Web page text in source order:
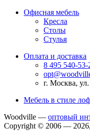
Офисная мебель
Кресла
Столы
Стулья
Оплата и доставка
8 495 540-53-
г. Москва,
Мебель в стиле
Woodville — оптовый
Copyright © 2006 —